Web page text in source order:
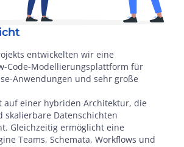
entwickelten wir eine
Code-Modellierungsplattform für
Anwendungen und sehr große
auf einer hybriden Architektur, die
skalierbare Datenschichten
Gleichzeitig ermöglicht eine
Teams, Schemata, Workflows und